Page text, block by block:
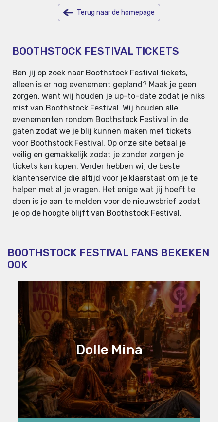
Terug naar de homepage
BOOTHSTOCK FESTIVAL TICKETS
Ben jij op zoek naar Boothstock Festival tickets,
alleen is er nog evenement gepland? Maak je geen
zorgen, want wij houden je up-to-date zodat je niks
mist van Boothstock Festival. Wij houden alle
evenementen rondom Boothstock Festival in de
gaten zodat we je blij kunnen maken met tickets
voor Boothstock Festival. Op onze site betaal je
veilig en gemakkelijk zodat je zonder zorgen je
tickets kan kopen. Verder hebben wij de beste
klantenservice die altijd voor je klaarstaat om je te
helpen met al je vragen. Het enige wat jij hoeft te
doen is je aan te melden voor de nieuwsbrief zodat
je op de hoogte blijft van Boothstock Festival.
BOOTHSTOCK FESTIVAL FANS BEKEKEN
OOK
Dolle Mina